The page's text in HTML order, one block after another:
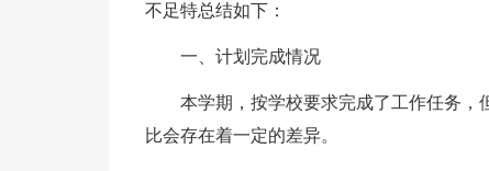
不足特总结如下：
一、计划完成情况
本学期，按学校要求完成了工作任务，
比会存在着一定的差异。